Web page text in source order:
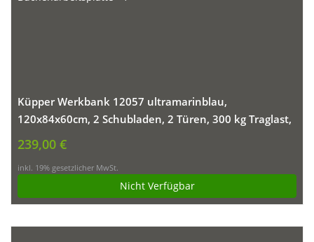
Küpper Werkbank 12057 ultramarinblau,
120x84x60cm, 2 Schubladen, 2 Türen, 300 kg Traglast,
30 mm massive Buchenarbeitsplatte
239,00 €
inkl. 19% gesetzlicher MwSt.
Nicht Verfügbar